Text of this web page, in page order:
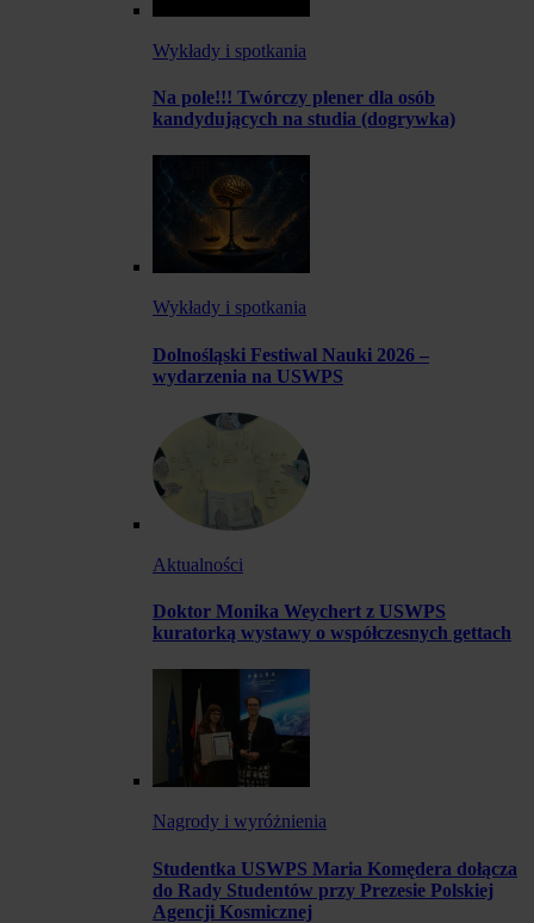
Wykłady i spotkania
Na pole!!! Twórczy plener dla osób
kandydujących na studia (dogrywka)
Wykłady i spotkania
Dolnośląski Festiwal Nauki 2026 –
wydarzenia na USWPS
Aktualności
Doktor Monika Weychert z USWPS
kuratorką wystawy o współczesnych gettach
Nagrody i wyróżnienia
Studentka USWPS Maria Komędera dołącza
do Rady Studentów przy Prezesie Polskiej
Agencji Kosmicznej